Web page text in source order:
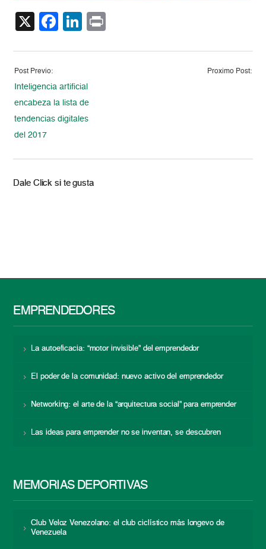
X Facebook
LinkedIn
Post Previo:
Inteligencia artificial
encabeza la lista de
tendencias digitales
del 2017
Proximo Post:
Dale Click si te gusta
EMPRENDEDORES
La autoeficacia: “motor invisible” del emprendedor
El poder de la comunidad: nuevo activo del emprendedor
Networking: el arte de la “arquitectura social” para emprender
Las ideas para emprender no se inventan, se descubren
MEMORIAS DEPORTIVAS
Club Veloz Venezolano: el club ciclístico más longevo de
Venezuela